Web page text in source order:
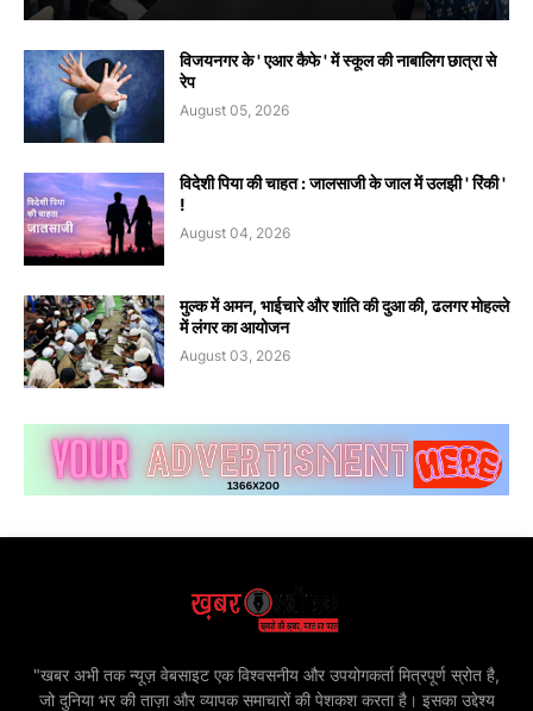
विजयनगर के ' एआर कैफे ' में स्कूल की नाबालिग छात्रा से
रेप
August 05, 2026
विदेशी पिया की चाहत : जालसाजी के जाल में उलझी ' रिंकी '
!
August 04, 2026
मुल्क में अमन, भाईचारे और शांति की दुआ की, ढलगर मोहल्ले
में लंगर का आयोजन
August 03, 2026
"खबर अभी तक न्यूज़ वेबसाइट एक विश्वसनीय और उपयोगकर्ता मित्रपूर्ण स्रोत है,
जो दुनिया भर की ताज़ा और व्यापक समाचारों की पेशकश करता है। इसका उद्देश्य